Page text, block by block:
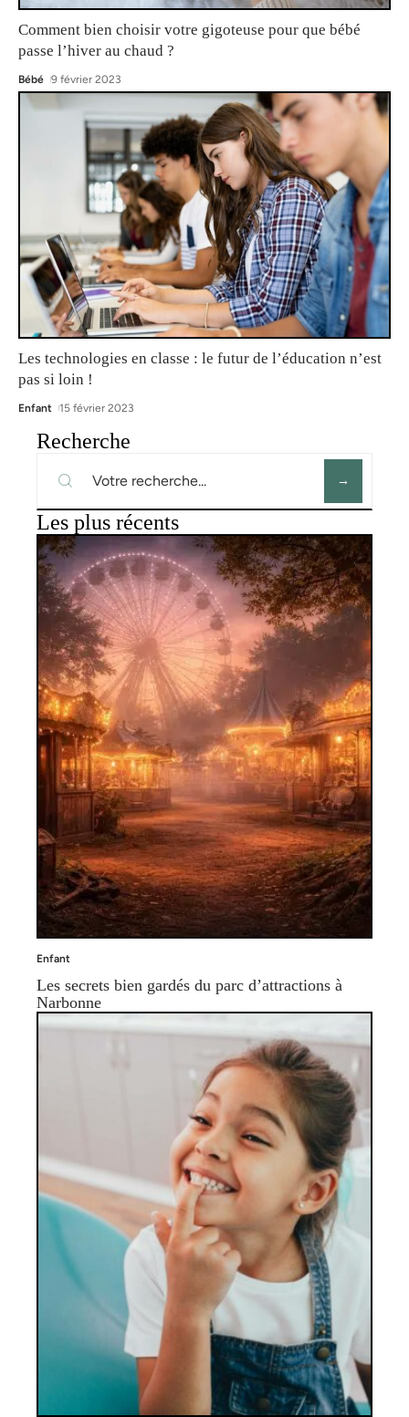
Comment bien choisir votre gigoteuse pour que bébé
passe l’hiver au chaud ?
Bébé 9 février 2023
Les technologies en classe : le futur de l’éducation n’est
pas si loin !
Enfant 15 février 2023
Recherche
Les plus récents
Enfant
Les secrets bien gardés du parc d’attractions à
Narbonne